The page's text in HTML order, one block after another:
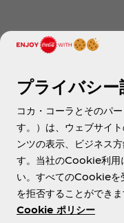
プライバシ
コカ・コーラとそのパ
す。）は、ウェブサイ
ンツの表示、ビジネス
す。当社のCookie利用
い。すべてのCookieを
を拒否することができま
Cookie ポリシー